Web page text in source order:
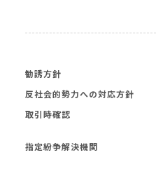
勧誘方針
反社会的勢力への対応方針
取引時確認
指定紛争解決機関